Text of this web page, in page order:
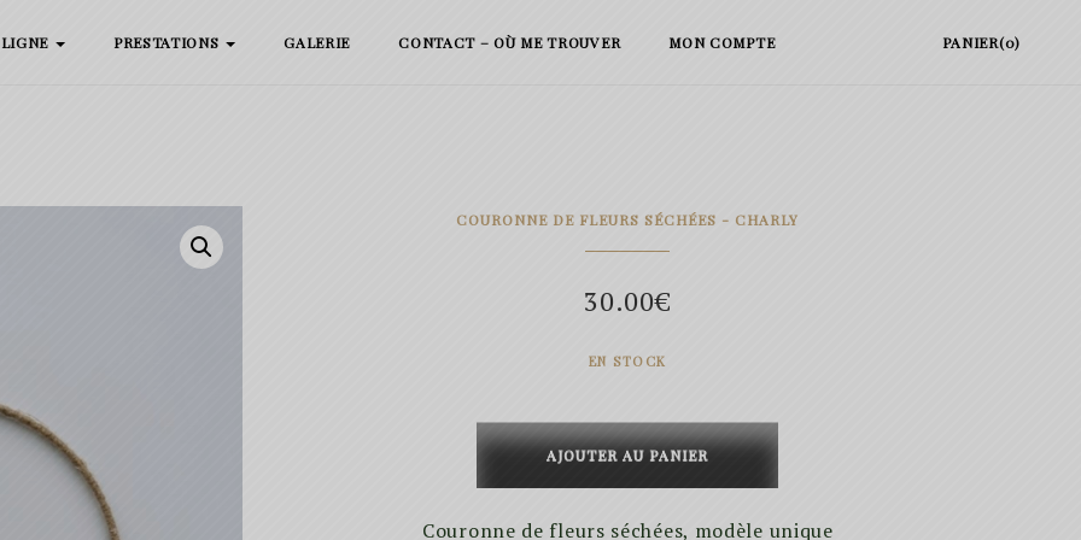
PRESTATIONS GALERIE CONTACT – OÙ ME TROUVER MON COMPTE PANIER(0)
COURONNE DE FLEURS SÉCHÉES - CHARLY
30.00€
EN STOCK
de
Charly
AJOUTER AU PANIER
Couronne de fleurs séchées, modèle unique